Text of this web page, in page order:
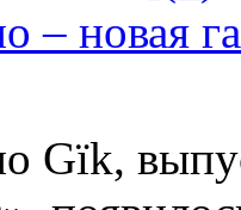
– новая
Gïk,